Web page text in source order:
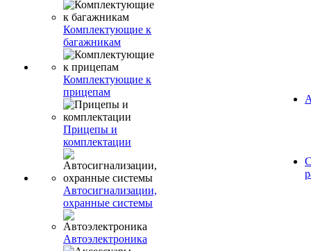
Комплектующие к
багажникам
Комплектующие к
прицепам
Прицепы и
комплектации
Автосигнализации,
охранные системы
Автоэлектроника